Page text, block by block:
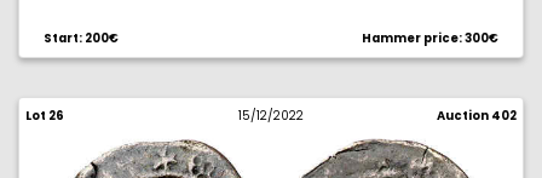
Start: 200€ Hammer price: 300€
Lot 26 15/12/2022 Auction 402